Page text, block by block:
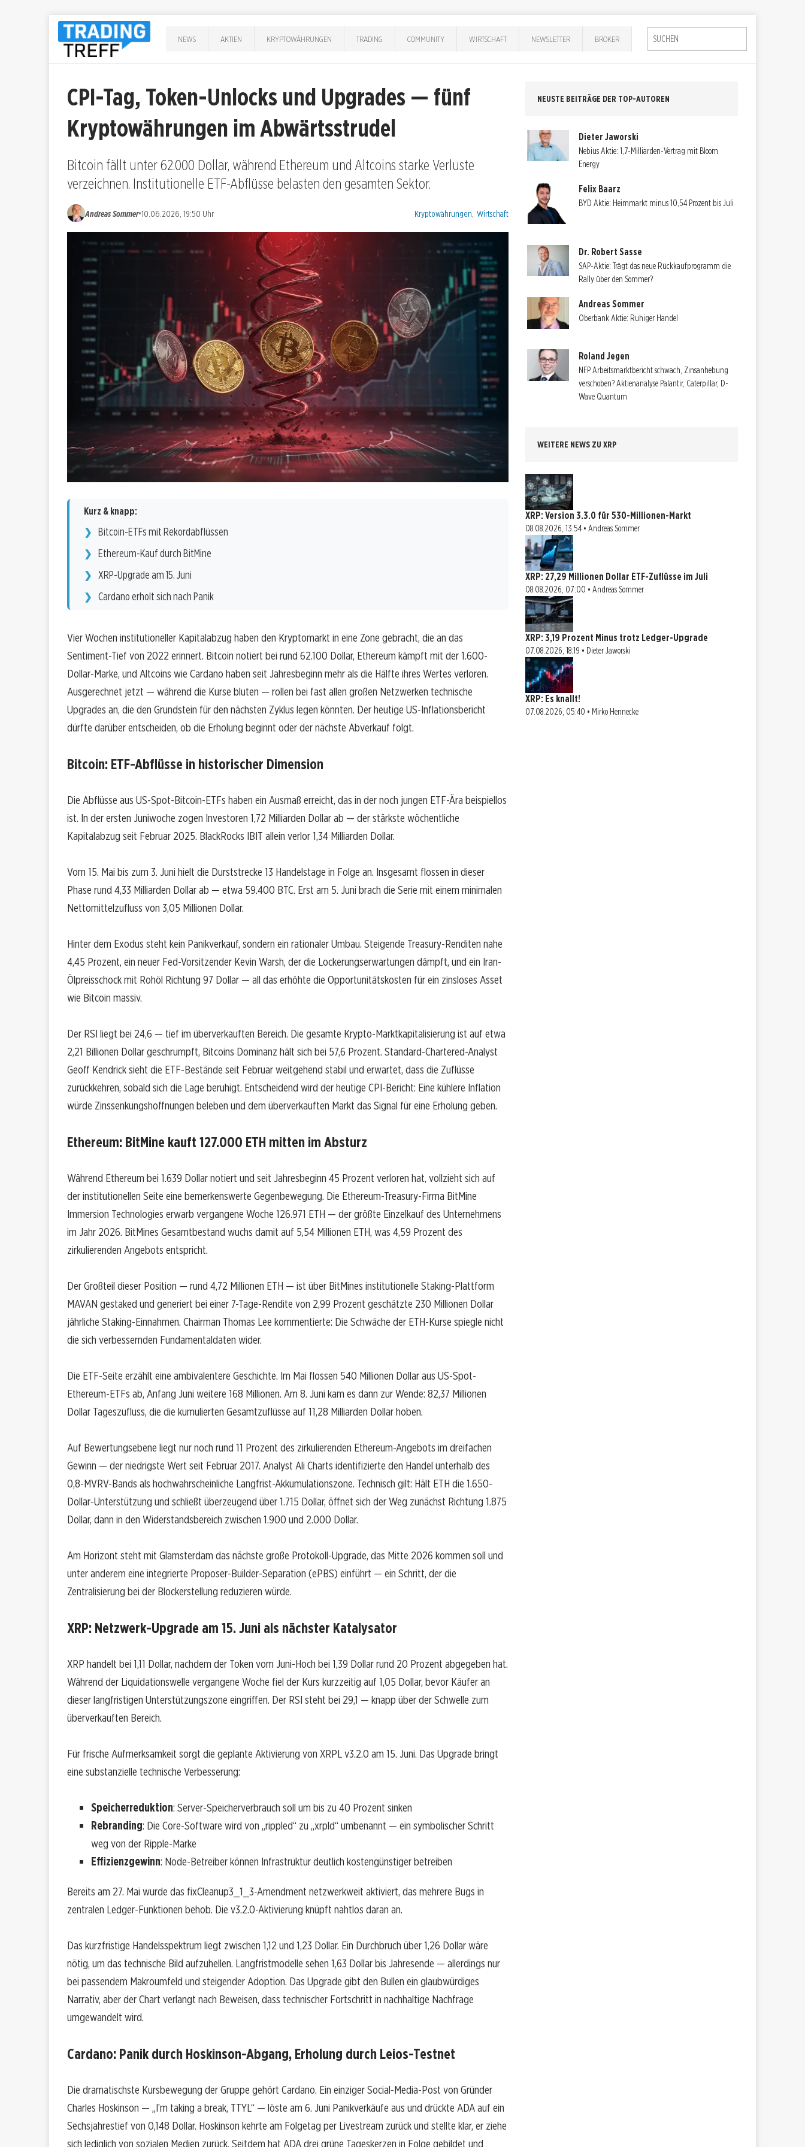
NEWS AKTIEN KRYPTOWÄHRUNGEN TRADING COMMUNITY WIRTSCHAFT NEWSLETTER BROKER
CPI-Tag, Token-Unlocks und Upgrades — fünf
Kryptowährungen im Abwärtsstrudel
Bitcoin fällt unter 62.000 Dollar, während Ethereum und Altcoins starke Verluste
verzeichnen. Institutionelle ETF-Abflüsse belasten den gesamten Sektor.
Andreas Sommer•10.06.2026, 19:50 Uhr Kategorien:
Kryptowährungen Wirtschaft
Kurz & knapp:
Bitcoin-ETFs mit Rekordabflüssen
Ethereum-Kauf durch BitMine
XRP-Upgrade am 15. Juni
Cardano erholt sich nach Panik
Vier Wochen institutioneller Kapitalabzug haben den Kryptomarkt in eine Zone gebracht, die an das
Sentiment-Tief von 2022 erinnert. Bitcoin notiert bei rund 62.100 Dollar, Ethereum kämpft mit der 1.600-
Dollar-Marke, und Altcoins wie Cardano haben seit Jahresbeginn mehr als die Hälfte ihres Wertes verloren.
Ausgerechnet jetzt — während die Kurse bluten — rollen bei fast allen großen Netzwerken technische
Upgrades an, die den Grundstein für den nächsten Zyklus legen könnten. Der heutige US-Inflationsbericht
dürfte darüber entscheiden, ob die Erholung beginnt oder der nächste Abverkauf folgt.
Bitcoin: ETF-Abflüsse in historischer Dimension
Die Abflüsse aus US-Spot-Bitcoin-ETFs haben ein Ausmaß erreicht, das in der noch jungen ETF-Ära beispiellos
ist. In der ersten Juniwoche zogen Investoren 1,72 Milliarden Dollar ab — der stärkste wöchentliche
Kapitalabzug seit Februar 2025. BlackRocks IBIT allein verlor 1,34 Milliarden Dollar.
Vom 15. Mai bis zum 3. Juni hielt die Durststrecke 13 Handelstage in Folge an. Insgesamt flossen in dieser
Phase rund 4,33 Milliarden Dollar ab — etwa 59.400 BTC. Erst am 5. Juni brach die Serie mit einem minimalen
Nettomittelzufluss von 3,05 Millionen Dollar.
Hinter dem Exodus steht kein Panikverkauf, sondern ein rationaler Umbau. Steigende Treasury-Renditen nahe
4,45 Prozent, ein neuer Fed-Vorsitzender Kevin Warsh, der die Lockerungserwartungen dämpft, und ein Iran-
Ölpreisschock mit Rohöl Richtung 97 Dollar — all das erhöhte die Opportunitätskosten für ein zinsloses Asset
wie Bitcoin massiv.
Der RSI liegt bei 24,6 — tief im überverkauften Bereich. Die gesamte Krypto-Marktkapitalisierung ist auf etwa
2,21 Billionen Dollar geschrumpft, Bitcoins Dominanz hält sich bei 57,6 Prozent. Standard-Chartered-Analyst
Geoff Kendrick sieht die ETF-Bestände seit Februar weitgehend stabil und erwartet, dass die Zuflüsse
zurückkehren, sobald sich die Lage beruhigt. Entscheidend wird der heutige CPI-Bericht: Eine kühlere Inflation
würde Zinssenkungshoffnungen beleben und dem überverkauften Markt das Signal für eine Erholung geben.
Ethereum: BitMine kauft 127.000 ETH mitten im Absturz
Während Ethereum bei 1.639 Dollar notiert und seit Jahresbeginn 45 Prozent verloren hat, vollzieht sich auf
der institutionellen Seite eine bemerkenswerte Gegenbewegung. Die Ethereum-Treasury-Firma BitMine
Immersion Technologies erwarb vergangene Woche 126.971 ETH — der größte Einzelkauf des Unternehmens
im Jahr 2026. BitMines Gesamtbestand wuchs damit auf 5,54 Millionen ETH, was 4,59 Prozent des
zirkulierenden Angebots entspricht.
Der Großteil dieser Position — rund 4,72 Millionen ETH — ist über BitMines institutionelle Staking-Plattform
MAVAN gestaked und generiert bei einer 7-Tage-Rendite von 2,99 Prozent geschätzte 230 Millionen Dollar
jährliche Staking-Einnahmen. Chairman Thomas Lee kommentierte: Die Schwäche der ETH-Kurse spiegle nicht
die sich verbessernden Fundamentaldaten wider.
Die ETF-Seite erzählt eine ambivalentere Geschichte. Im Mai flossen 540 Millionen Dollar aus US-Spot-
Ethereum-ETFs ab, Anfang Juni weitere 168 Millionen. Am 8. Juni kam es dann zur Wende: 82,37 Millionen
Dollar Tageszufluss, die die kumulierten Gesamtzuflüsse auf 11,28 Milliarden Dollar hoben.
Auf Bewertungsebene liegt nur noch rund 11 Prozent des zirkulierenden Ethereum-Angebots im dreifachen
Gewinn — der niedrigste Wert seit Februar 2017. Analyst Ali Charts identifizierte den Handel unterhalb des
0,8-MVRV-Bands als hochwahrscheinliche Langfrist-Akkumulationszone. Technisch gilt: Hält ETH die 1.650-
Dollar-Unterstützung und schließt überzeugend über 1.715 Dollar, öffnet sich der Weg zunächst Richtung 1.875
Dollar, dann in den Widerstandsbereich zwischen 1.900 und 2.000 Dollar.
Am Horizont steht mit Glamsterdam das nächste große Protokoll-Upgrade, das Mitte 2026 kommen soll und
unter anderem eine integrierte Proposer-Builder-Separation (ePBS) einführt — ein Schritt, der die
Zentralisierung bei der Blockerstellung reduzieren würde.
XRP: Netzwerk-Upgrade am 15. Juni als nächster Katalysator
XRP handelt bei 1,11 Dollar, nachdem der Token vom Juni-Hoch bei 1,39 Dollar rund 20 Prozent abgegeben hat.
Während der Liquidationswelle vergangene Woche fiel der Kurs kurzzeitig auf 1,05 Dollar, bevor Käufer an
dieser langfristigen Unterstützungszone eingriffen. Der RSI steht bei 29,1 — knapp über der Schwelle zum
überverkauften Bereich.
Für frische Aufmerksamkeit sorgt die geplante Aktivierung von XRPL v3.2.0 am 15. Juni. Das Upgrade bringt
eine substanzielle technische Verbesserung:
Speicherreduktion: Server-Speicherverbrauch soll um bis zu 40 Prozent sinken
Rebranding: Die Core-Software wird von „rippled“ zu „xrpld“ umbenannt — ein symbolischer Schritt
weg von der Ripple-Marke
Effizienzgewinn: Node-Betreiber können Infrastruktur deutlich kostengünstiger betreiben
Bereits am 27. Mai wurde das fixCleanup3_1_3-Amendment netzwerkweit aktiviert, das mehrere Bugs in
zentralen Ledger-Funktionen behob. Die v3.2.0-Aktivierung knüpft nahtlos daran an.
Das kurzfristige Handelsspektrum liegt zwischen 1,12 und 1,23 Dollar. Ein Durchbruch über 1,26 Dollar wäre
nötig, um das technische Bild aufzuhellen. Langfristmodelle sehen 1,63 Dollar bis Jahresende — allerdings nur
bei passendem Makroumfeld und steigender Adoption. Das Upgrade gibt den Bullen ein glaubwürdiges
Narrativ, aber der Chart verlangt nach Beweisen, dass technischer Fortschritt in nachhaltige Nachfrage
umgewandelt wird.
Cardano: Panik durch Hoskinson-Abgang, Erholung durch Leios-Testnet
Die dramatischste Kursbewegung der Gruppe gehört Cardano. Ein einziger Social-Media-Post von Gründer
Charles Hoskinson — „I’m taking a break, TTYL“ — löste am 6. Juni Panikverkäufe aus und drückte ADA auf ein
Sechsjahrestief von 0,148 Dollar. Hoskinson kehrte am Folgetag per Livestream zurück und stellte klar, er ziehe
sich lediglich von sozialen Medien zurück. Seitdem hat ADA drei grüne Tageskerzen in Folge gebildet und
NEUSTE BEITRÄGE DER TOP-AUTOREN
Dieter Jaworski
Nebius Aktie: 1,7-Milliarden-Vertrag mit Bloom
Energy
Felix Baarz
BYD Aktie: Heimmarkt minus 10,54 Prozent bis Juli
Dr. Robert Sasse
SAP-Aktie: Trägt das neue Rückkaufprogramm die
Rally über den Sommer?
Andreas Sommer
Oberbank Aktie: Ruhiger Handel
Roland Jegen
NFP Arbeitsmarktbericht schwach, Zinsanhebung
verschoben? Aktienanalyse Palantir, Caterpillar, D-
Wave Quantum
WEITERE NEWS ZU XRP
XRP: Version 3.3.0 für 530-Millionen-Markt
08.08.2026, 13:54 • Andreas Sommer
XRP: 27,29 Millionen Dollar ETF-Zuflüsse im Juli
08.08.2026, 07:00 • Andreas Sommer
XRP: 3,19 Prozent Minus trotz Ledger-Upgrade
07.08.2026, 18:19 • Dieter Jaworski
XRP: Es knallt!
07.08.2026, 05:40 • Mirko Hennecke